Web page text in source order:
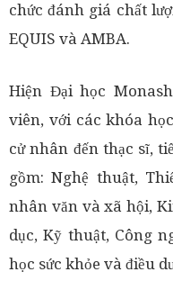
chức đánh giá chất
EQUIS và AMBA.
Hiện Đại học
viên, với các khóa
cử nhân đến thạc sĩ,
gồm: Nghệ thuật,
nhân văn và xã hội,
dục, Kỹ thuật, Công
học sức khỏe và điều